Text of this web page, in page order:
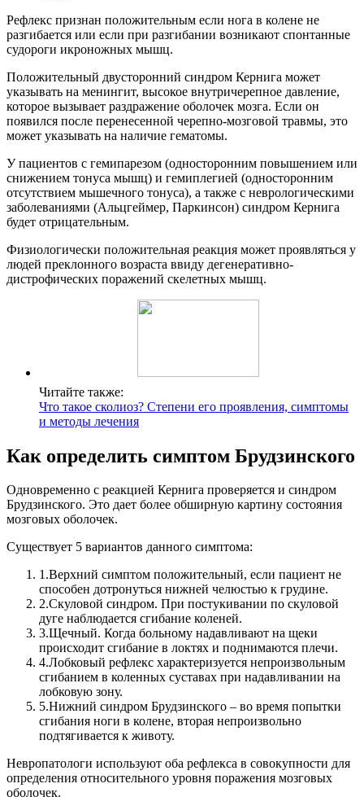
Рефлекс признан положительным если нога в колене не
разгибается или если при разгибании возникают спонтанные
судороги икроножных мышц.
Положительный двусторонний синдром Кернига может
указывать на менингит, высокое внутричерепное давление,
которое вызывает раздражение оболочек мозга. Если он
появился после перенесенной черепно-мозговой травмы, это
может указывать на наличие гематомы.
У пациентов с гемипарезом (односторонним повышением или
снижением тонуса мышц) и гемиплегией (односторонним
отсутствием мышечного тонуса), а также с неврологическими
заболеваниями (Альцгеймер, Паркинсон) синдром Кернига
будет отрицательным.
Физиологически положительная реакция может проявляться у
людей преклонного возраста ввиду дегенеративно-
дистрофических поражений скелетных мышц.
Читайте также:
Что такое сколиоз? Степени его проявления, симптомы
и методы лечения
Как определить симптом Брудзинского
Одновременно с реакцией Кернига проверяется и синдром
Брудзинского. Это дает более обширную картину состояния
мозговых оболочек.
Существует 5 вариантов данного симптома:
1.Верхний симптом положительный, если пациент не
способен дотронуться нижней челюстью к грудине.
2.Скуловой синдром. При постукивании по скуловой
дуге наблюдается сгибание коленей.
3.Щечный. Когда больному надавливают на щеки
происходит сгибание в локтях и поднимаются плечи.
4.Лобковый рефлекс характеризуется непроизвольным
сгибанием в коленных суставах при надавливании на
лобковую зону.
5.Нижний синдром Брудзинского – во время попытки
сгибания ноги в колене, вторая непроизвольно
подтягивается к животу.
Невропатологи используют оба рефлекса в совокупности для
определения относительного уровня поражения мозговых
оболочек.